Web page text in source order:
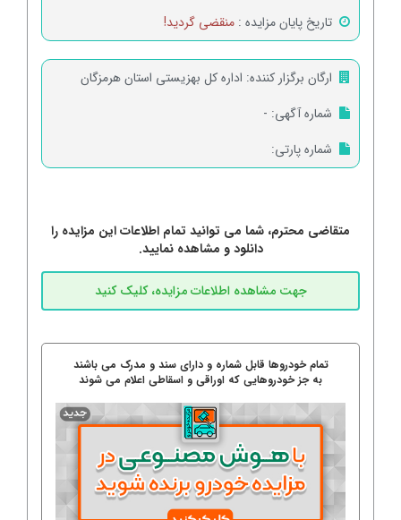
تاریخ پایان مزایده : منقضی گردید!
ارگان برگزار کننده: اداره کل بهزیستی استان هرمزگان
شماره آگهی: -
شماره پارتی:
متقاضی محترم، شما می توانید تمام اطلاعات این مزایده را
دانلود و مشاهده نمایید.
تمام خودروها قابل شماره و دارای سند و مدرک می باشند
به جز خودروهایی که اوراقی و اسقاطی اعلام می شوند